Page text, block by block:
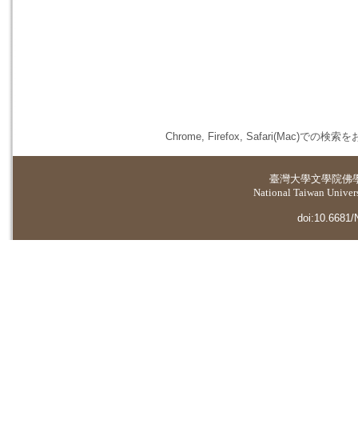
Chrome, Firefox, Safari(Mac)での検索を
臺灣大學文學院佛
National Taiwan
doi:10.6681/